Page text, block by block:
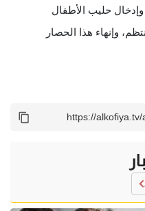
حليب الأطفال
وإنهاء هذا الحصار